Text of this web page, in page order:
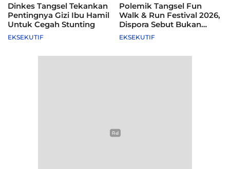
Dinkes Tangsel Tekankan
Pentingnya Gizi Ibu Hamil
Untuk Cegah Stunting
EKSEKUTIF
Polemik Tangsel Fun
Walk & Run Festival 2026,
Dispora Sebut Bukan
Agenda Pemkot
EKSEKUTIF